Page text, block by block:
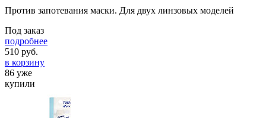
Против запотевания маски. Для двух линзовых моделей
Под заказ
подробнее
510 руб.
в корзину
86 уже
купили